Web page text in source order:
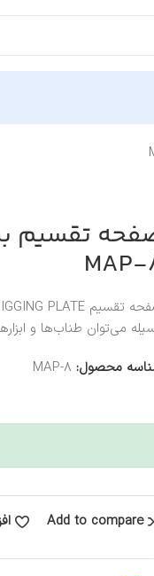
می‌توان طناب‌ها و
محصول: MAP-8
Add to compare